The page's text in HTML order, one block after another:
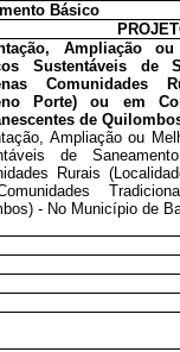
Básico
Ampliação
Sustentáveis de
Comunidades
Porte) ou em
de
Ampliação ou
de
Rurais
- No Município de